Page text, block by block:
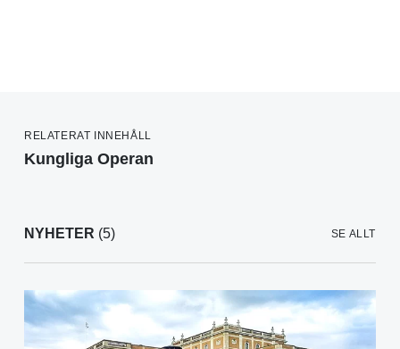
RELATERAT INNEHÅLL
Kungliga Operan
NYHETER (5) SE ALLT